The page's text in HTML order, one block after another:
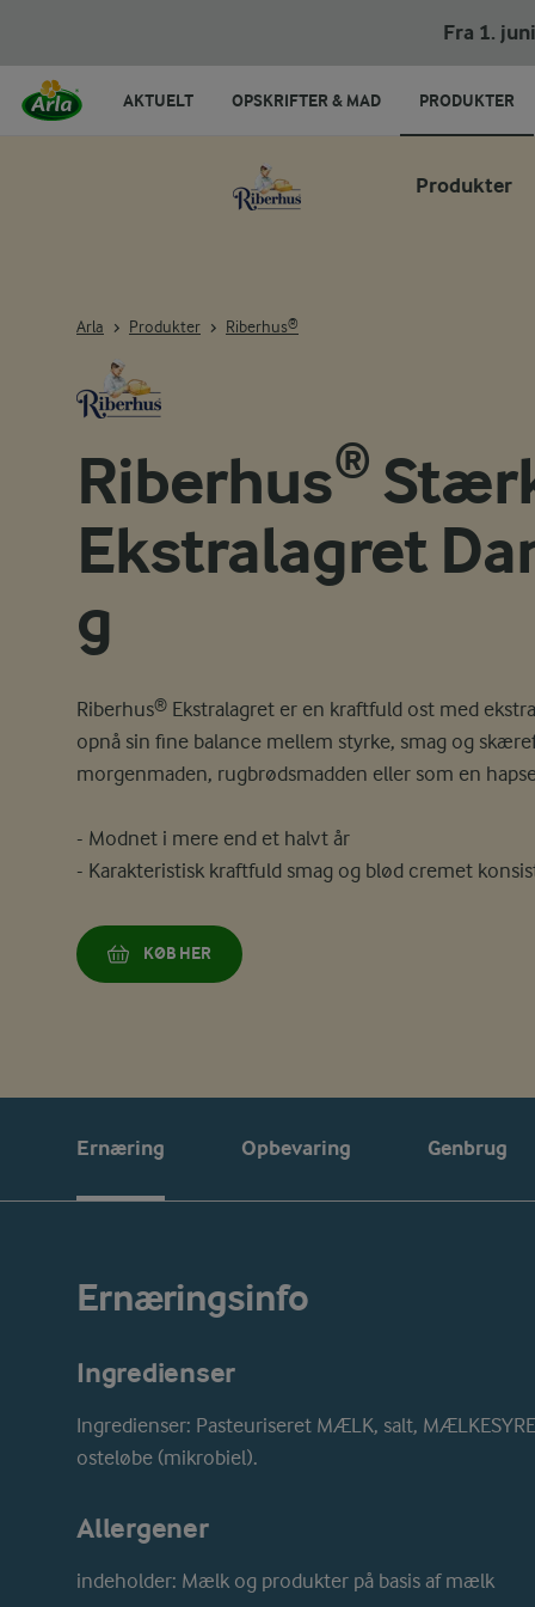
Fra 1.
AKTUELT OPSKRIFTER & MAD PRODUKTER
Produkter
Arla Produkter Riberhus®
Riberhus®
Ekstralagret
g
KØB HER
Riberhus® Ekstralagret er en kraftfuld ost med
opnå sin fine balance mellem styrke, smag og
morgenmaden, rugbrødsmadden eller som en
- Modnet i mere end et halvt år
- Karakteristisk kraftfuld smag og blød cremet
Ernæring Opbevaring Genbrug
Ernæringsinfo
Ingredienser
Ingredienser: Pasteuriseret MÆLK, salt,
osteløbe (mikrobiel).
Allergener
indeholder: Mælk og produkter på basis af mælk